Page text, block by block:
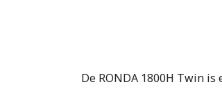
De RONDA 1800H Twin